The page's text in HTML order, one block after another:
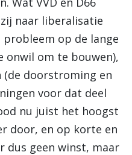
naar liberalisatie
op de lange
onwil om te bouwen),
(de doorstroming en
voor dat deel
nu juist het hoogst
door, en op korte en
dus geen winst, maar